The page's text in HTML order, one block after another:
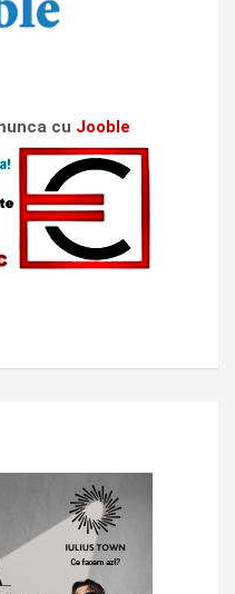
cu Jooble